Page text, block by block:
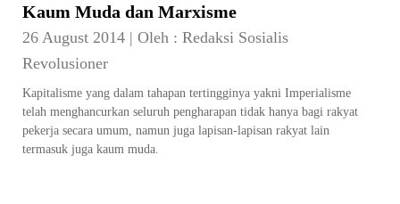
Kaum Muda dan Marxisme
26 August 2014 | Oleh : Redaksi Sosialis
Revolusioner
Kapitalisme yang dalam tahapan tertingginya yakni Imperialisme
telah menghancurkan seluruh pengharapan tidak hanya bagi rakyat
pekerja secara umum, namun juga lapisan-lapisan rakyat lain
termasuk juga kaum muda.